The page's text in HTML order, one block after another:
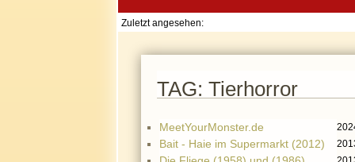
Zuletzt angesehen:
TAG: Tierhorror
MeetYourMonster.de
Bait - Haie im Supermarkt (2012)